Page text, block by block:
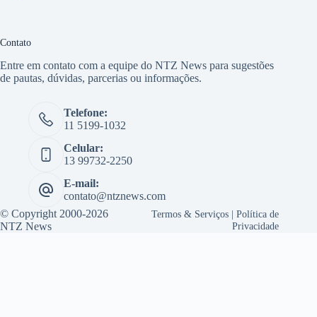
Contato
Entre em contato com a equipe do NTZ News para sugestões
de pautas, dúvidas, parcerias ou informações.
Telefone:
11 5199-1032
Celular:
13 99732-2250
E-mail:
contato@ntznews.com
© Copyright 2000-2026
NTZ News
Termos & Serviços |Política de
Privacidade